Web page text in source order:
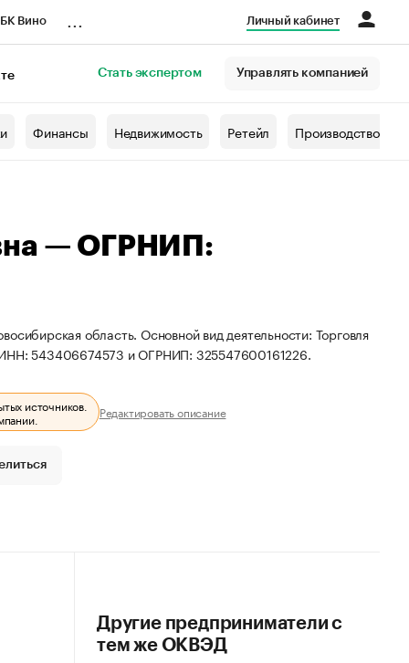
Вино Личный кабинет
Стать экспертом Управлять компанией
Финансы Недвижимость Ретейл Производство
— ОГРНИП:
область. Основной вид деятельности: Торговля
ИНН: 543406674573 и ОГРНИП: 325547600161226.
источников. Редактировать описание
Другие предприниматели с
тем же ОКВЭД